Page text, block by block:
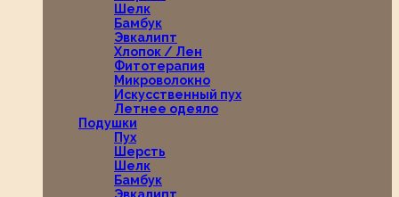
Шелк
Бамбук
Эвкалипт
Хлопок / Лен
Фитотерапия
Микроволокно
Искусственный пух
Летнее одеяло
Подушки
Пух
Шерсть
Шелк
Бамбук